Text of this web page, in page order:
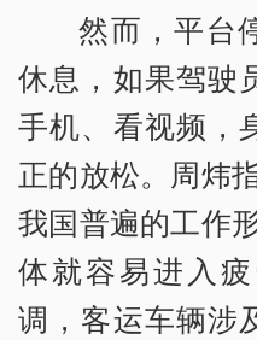
然而，平台
休息，如果驾驶
手机、看视频，
正的放松。周炜
我国普遍的工作
体就容易进入
调，客运车辆涉